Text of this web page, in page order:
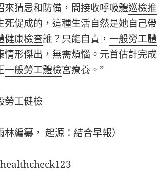
來猜忌和防備，間接收呼吸體巡檢
死促成的，這種生活自然是她自己
健康檢查誰？只能自責，一般勞工
情形傑出，無需煩惱。元首估計完
一般勞工體檢宮療養。”
勞工健檢
林編纂， 起源：結合早報）